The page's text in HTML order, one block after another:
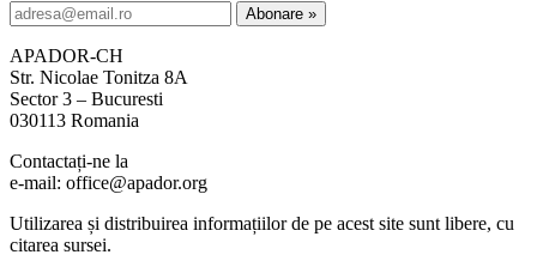
APADOR-CH
Str. Nicolae Tonitza 8A
Sector 3 – Bucuresti
030113 Romania
Contactați-ne la
e-mail: office@apador.org
Utilizarea și distribuirea informațiilor de pe acest site sunt libere, cu
citarea sursei.